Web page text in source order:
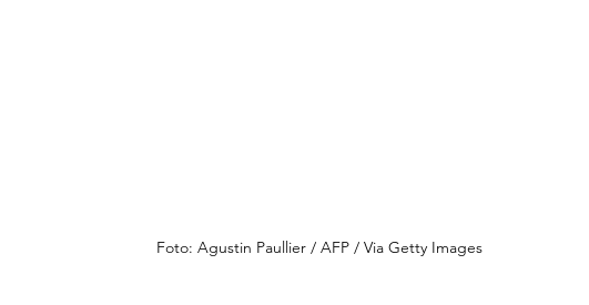
Foto: Agustin Paullier / AFP / Via Getty Images